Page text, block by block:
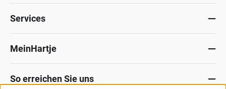
Services
MeinHartje
So erreichen Sie uns